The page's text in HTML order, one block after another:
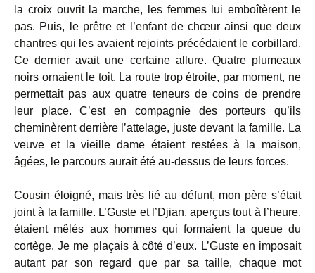
la croix ouvrit la marche, les femmes lui emboîtèrent le
pas. Puis, le prêtre et l’enfant de chœur ainsi que deux
chantres qui les avaient rejoints précédaient le corbillard.
Ce dernier avait une certaine allure. Quatre plumeaux
noirs ornaient le toit. La route trop étroite, par moment, ne
permettait pas aux quatre teneurs de coins de prendre
leur place. C’est en compagnie des porteurs qu’ils
cheminèrent derrière l’attelage, juste devant la famille. La
veuve et la vieille dame étaient restées à la maison,
âgées, le parcours aurait été au-dessus de leurs forces.
Cousin éloigné, mais très lié au défunt, mon père s’était
joint à la famille. L’Guste et l’Djian, aperçus tout à l’heure,
étaient mêlés aux hommes qui formaient la queue du
cortège. Je me plaçais à côté d’eux. L’Guste en imposait
autant par son regard que par sa taille, chaque mot